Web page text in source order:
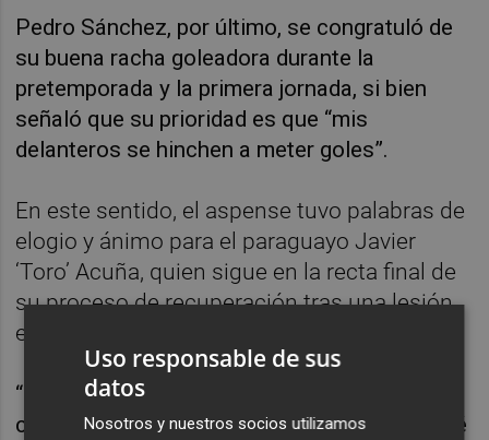
Pedro Sánchez, por último, se congratuló de
su buena racha goleadora durante la
pretemporada y la primera jornada, si bien
señaló que su prioridad es que “mis
delanteros se hinchen a meter goles”.
En este sentido, el aspense tuvo palabras de
elogio y ánimo para el paraguayo Javier
‘Toro’ Acuña, quien sigue en la recta final de
su proceso de recuperación tras una lesión
en la rodilla.
“Es un ejemplo dentro y fuera del campo
como jugador y persona. Es una bestia. No sé
Uso responsable de sus
datos
Nosotros y nuestros socios utilizamos